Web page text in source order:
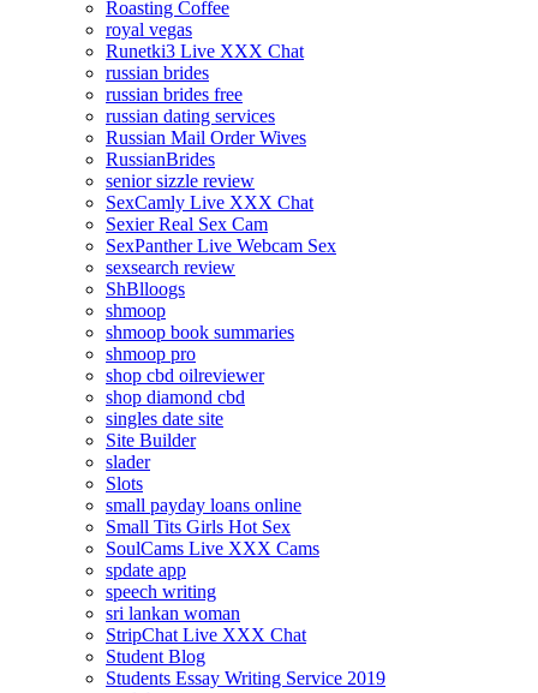
Roasting Coffee
royal vegas
Runetki3 Live XXX Chat
russian brides
russian brides free
russian dating services
Russian Mail Order Wives
RussianBrides
senior sizzle review
SexCamly Live XXX Chat
Sexier Real Sex Cam
SexPanther Live Webcam Sex
sexsearch review
ShBlloogs
shmoop
shmoop book summaries
shmoop pro
shop cbd oilreviewer
shop diamond cbd
singles date site
Site Builder
slader
Slots
small payday loans online
Small Tits Girls Hot Sex
SoulCams Live XXX Cams
spdate app
speech writing
sri lankan woman
StripChat Live XXX Chat
Student Blog
Students Essay Writing Service 2019